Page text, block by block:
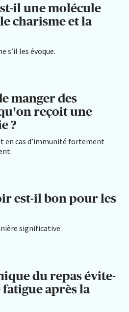
il une molécule
charisme et la
s’il les évoque.
manger des
reçoit une
?
en cas d’immunité fortement
est-il bon pour les
significative.
du repas évite-
après la